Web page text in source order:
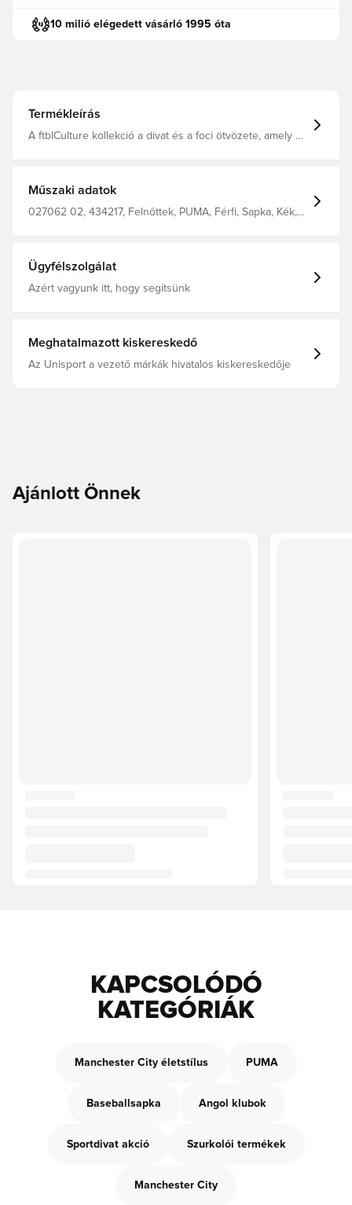
10 milió elégedett vásárló 1995 óta
Termékleírás
A ftblCulture kollekció a divat és a foci ötvözete, amely a
pánt Baseball sapka fazon
Műszaki adatok
027062 02, 434217, Felnőttek, PUMA, Férfi, Sapka, Kék,
Ügyfélszolgálat
Azért vagyunk itt, hogy segítsünk
Meghatalmazott kiskereskedő
Az Unisport a vezető márkák hivatalos kiskereskedője
Ajánlott Önnek
KAPCSOLÓDÓ
KATEGÓRIÁK
Manchester City életstílus PUMA
Baseballsapka Angol klubok
Sportdivat akció Szurkolói termékek
Manchester City